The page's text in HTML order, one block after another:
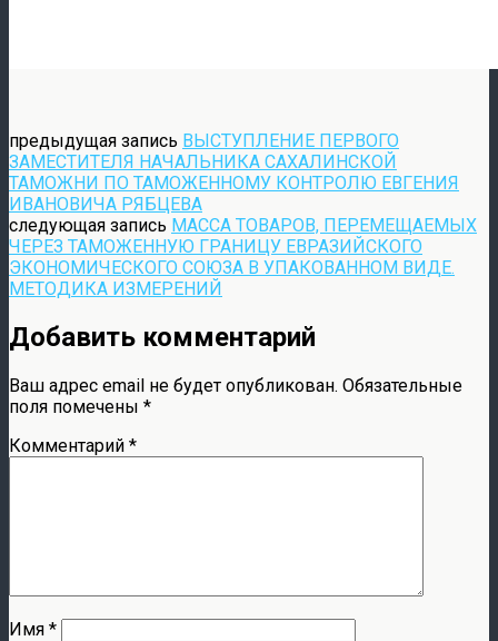
предыдущая запись ВЫСТУПЛЕНИЕ ПЕРВОГО
ЗАМЕСТИТЕЛЯ НАЧАЛЬНИКА САХАЛИНСКОЙ
ТАМОЖНИ ПО ТАМОЖЕННОМУ КОНТРОЛЮ ЕВГЕНИЯ
ИВАНОВИЧА РЯБЦЕВА
следующая запись МАССА ТОВАРОВ, ПЕРЕМЕЩАЕМЫХ
ЧЕРЕЗ ТАМОЖЕННУЮ ГРАНИЦУ ЕВРАЗИЙСКОГО
ЭКОНОМИЧЕСКОГО СОЮЗА В УПАКОВАННОМ ВИДЕ.
МЕТОДИКА ИЗМЕРЕНИЙ
Добавить комментарий
Ваш адрес email не будет опубликован. Обязательные
поля помечены *
Комментарий *
Имя *